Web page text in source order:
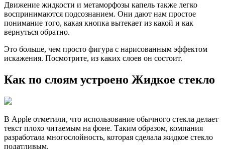
Движение жидкости и метаморфозы капель также легко
воспринимаются подсознанием. Они дают нам простое
понимание того, какая кнопка вытекает из какой и как
вернуться обратно.
Это больше, чем просто фигура с нарисованным эффектом
искажения. Посмотрите, из каких слоев он состоит.
Как по слоям устроено Жидкое стекло
В Apple отметили, что использование обычного стекла делает
текст плохо читаемым на фоне. Таким образом, компания
разработала многослойность, которая сделала жидкое стекло
податливым.